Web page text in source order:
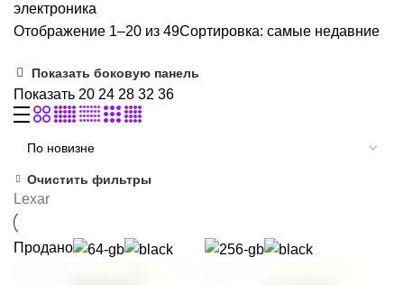
электроника
Отображение 1–20 из 49Сортировка: самые недавние
Показать боковую панель
Показать 20 24 28 32 36
Очистить фильтры
Lexar
Продано